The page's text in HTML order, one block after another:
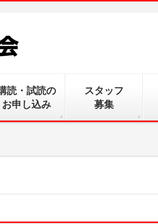
読・試読の
お申し込み
スタッフ
募集